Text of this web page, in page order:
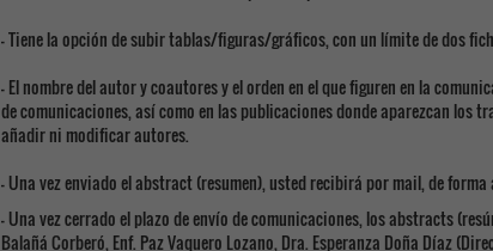
- Tiene la opción de subir tablas/figuras/gráficos, con un límite de dos
- El nombre del autor y coautores y el orden en el que figuren en la
de comunicaciones, así como en las publicaciones donde aparezcan los
añadir ni modificar autores.
- Una vez enviado el abstract (resumen), usted recibirá por mail, de
- Una vez cerrado el plazo de envío de comunicaciones, los abstracts
Balañá Corberó, Enf. Paz Vaquero Lozano, Dra. Esperanza Doña Díaz